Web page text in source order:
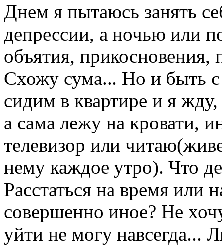
Днем я пытаюсь занять
депрессии, а ночью или
объятия,
Схожу сума... Но и быть
сидим в квартире и я жду,
а сама лежу на кровати,
телевизор или
нему каждое утро). Что
Расстаться на время или
совершенно иное? Не
уйти не могу навсегда...